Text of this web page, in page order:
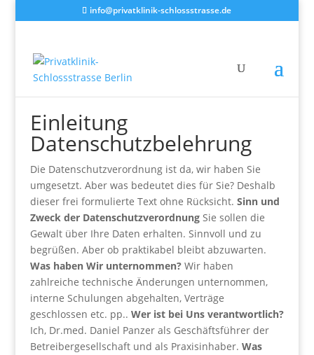
info@privatklinik-schlossstrasse.de
Einleitung
Datenschutzbelehrung
Die Datenschutzverordnung ist da, wir haben Sie
umgesetzt. Aber was bedeutet dies für Sie? Deshalb
dieser frei formulierte Text ohne Rücksicht. Sinn und
Zweck der Datenschutzverordnung Sie sollen die
Gewalt über Ihre Daten erhalten. Sinnvoll und zu
begrüßen. Aber ob praktikabel bleibt abzuwarten.
Was haben Wir unternommen? Wir haben
zahlreiche technische Änderungen unternommen,
interne Schulungen abgehalten, Verträge
geschlossen etc. pp.. Wer ist bei Uns verantwortlich?
Ich, Dr.med. Daniel Panzer als Geschäftsführer der
Betreibergesellschaft und als Praxisinhaber. Was